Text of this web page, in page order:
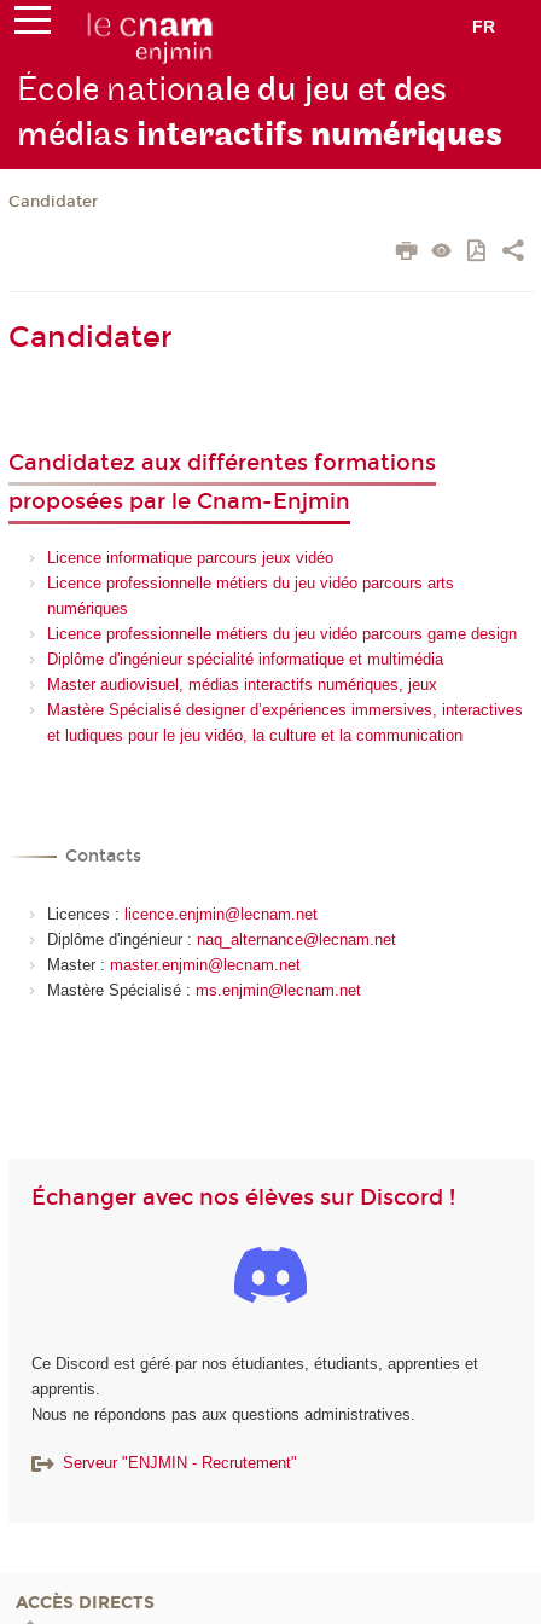
FR
École nationale du jeu et des
médias interactifs numériques
Candidater
Candidater
Candidatez aux différentes formations
proposées par le Cnam-Enjmin
Licence informatique parcours jeux vidéo
Licence professionnelle métiers du jeu vidéo parcours arts
numériques
Licence professionnelle métiers du jeu vidéo parcours game design
Diplôme d'ingénieur spécialité informatique et multimédia
Master audiovisuel, médias interactifs numériques, jeux
Mastère Spécialisé designer d’expériences immersives, interactives
et ludiques pour le jeu vidéo, la culture et la communication
Contacts
Licences : licence.enjmin@lecnam.net
Diplôme d'ingénieur : naq_alternance@lecnam.net
Master : master.enjmin@lecnam.net
Mastère Spécialisé : ms.enjmin@lecnam.net
Échanger avec nos élèves sur Discord !
Ce Discord est géré par nos étudiantes, étudiants, apprenties et
apprentis.
Nous ne répondons pas aux questions administratives.
Serveur "ENJMIN - Recrutement"
ACCÈS DIRECTS